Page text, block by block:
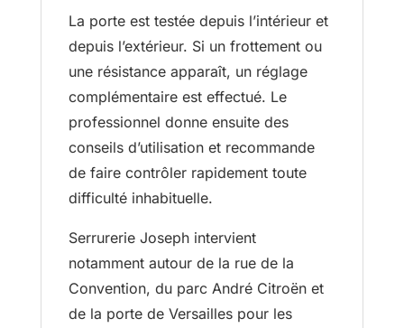
La porte est testée depuis l’intérieur et
depuis l’extérieur. Si un frottement ou
une résistance apparaît, un réglage
complémentaire est effectué. Le
professionnel donne ensuite des
conseils d’utilisation et recommande
de faire contrôler rapidement toute
difficulté inhabituelle.
Serrurerie Joseph intervient
notamment autour de la rue de la
Convention, du parc André Citroën et
de la porte de Versailles pour les